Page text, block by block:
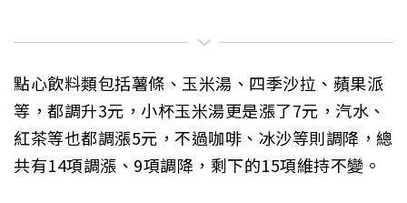
點心飲料類包括薯條、玉米湯、四季沙拉、蘋果派
等，都調升3元，小杯玉米湯更是漲了7元，汽水、
紅茶等也都調漲5元，不過咖啡、冰沙等則調降，總
共有14項調漲、9項調降，剩下的15項維持不變。